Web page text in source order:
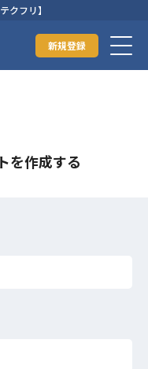
クフリ】
新規登録
を作成する